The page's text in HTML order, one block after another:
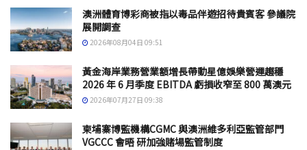
澳洲體育博彩商被指以毒品伴遊招待貴賓客 參議院
展開調查
2026年08月04日 09:51
黃金海岸業務營業額增長帶動星億娛樂營運趨穩
2026 年 6 月季度 EBITDA 虧損收窄至 800 萬澳元
2026年07月27日 09:38
柬埔寨博監機構CGMC 與澳洲維多利亞監管部門
VGCCC 會晤 研加強賭場監管制度